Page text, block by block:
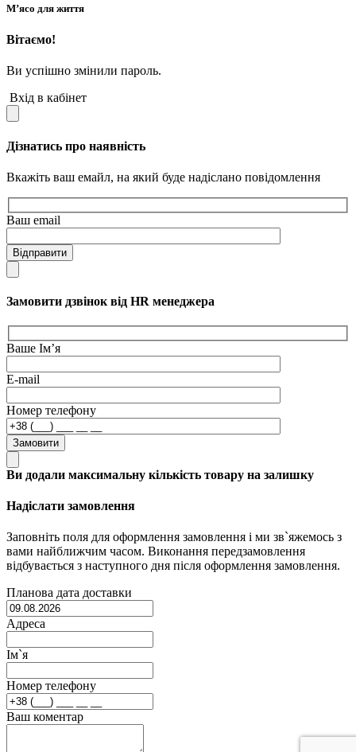
М’ясо для життя
Вітаємо!
Ви успішно змінили пароль.
Вхід в кабінет
Дізнатись про наявність
Вкажіть ваш емайл, на який буде надіслано повідомлення
Ваш email
Відправити
Замовити дзвінок від HR менеджера
Ваше Ім’я
E-mail
Номер телефону
Замовити
Ви додали максимальну кількість товару на залишку
Надіслати замовлення
Заповніть поля для оформлення замовлення і ми зв`яжемось з
вами найближчим часом. Виконання передзамовлення
відбувається з наступного дня після оформлення замовлення.
Планова дата доставки
Адреса
Ім`я
Номер телефону
Ваш коментар